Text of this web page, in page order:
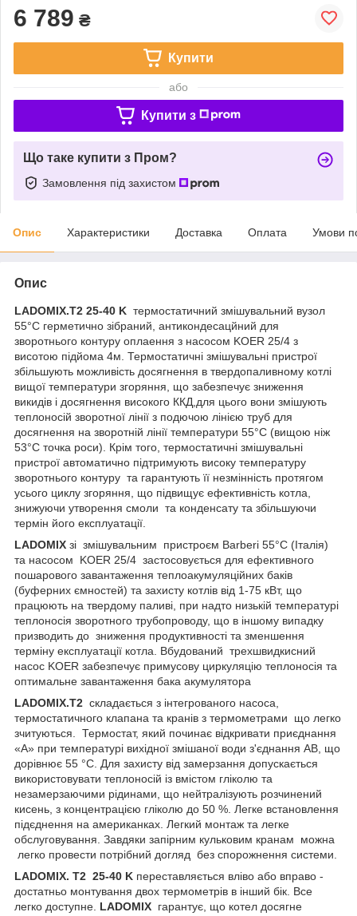
6 789 ₴
Купити
або
Купити з
Що таке купити з Пром?
Замовлення під захистом
Опис Характеристики Доставка Оплата Умови
Опис
LADOMIX.T2 25-40 K термостатичний змішувальний вузол
55°C герметично зібраний, антикондесацйний для
зворотнього контуру оплаення з насосом KOER 25/4 з
висотою підйома 4м. Термостатичні змішувальні пристрої
збільшують можливість досягнення в твердопаливному котлі
вищої температури згоряння, що забезпечує зниження
викидів і досягнення високого ККД,для цього вони змішують
теплоносій зворотної лінії з подючою лінією труб для
досягнення на зворотній лінії температури 55°C (вищою ніж
53°C точка роси). Крім того, термостатичні змішувальні
пристрої автоматично підтримують високу температуру
зворотнього контуру та гарантують її незмінність протягом
усього циклу згоряння, що підвищує ефективність котла,
знижуючи утворення смоли та конденсату та збільшуючи
термін його експлуатації.
LADOMIX зі змішувальним пристроєм Barberi 55°C (Італія)
та насосом KOER 25/4 застосовується для ефективного
пошарового завантаження теплоакумуляційних баків
(буферних ємностей) та захисту котлів від 1-75 кВт, що
працюють на твердому паливі, при надто низькій температурі
теплоносія зворотного трубопроводу, що в іншому випадку
призводить до зниження продуктивності та зменшення
терміну експлуатації котла. Вбудований трехшвидкисний
насос KOER забезпечує примусову циркуляцію теплоносія та
оптимальне завантаження бака акумулятора
LADOMIX.Т2 складається з інтегрованого насоса,
термостатичного клапана та кранів з термометрами що легко
зчитуються. Термостат, який починає відкривати приєднання
«А» при температурі вихідної змішаної води з'єднання AB, що
дорівнює 55 °C. Для захисту від замерзання допускається
використовувати теплоносій із вмістом гліколю та
незамерзаючими рідинами, що нейтралізують розчинений
кисень, з концентрацією гліколю до 50 %. Легке встановлення
підєднення на американках. Легкий монтаж та легке
обслуговування. Завдяки запірним кульковим кранам можна
легко провести потрібний догляд без спорожнення системи.
LADOMIX. T2 25-40 K переставляється вліво або вправо -
достатньо монтування двох термометрів в інший бік. Все
легко доступне. LADOMIX гарантує, що котел досягне